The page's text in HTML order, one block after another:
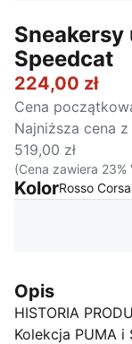
Speedcat
224,00 zł
Cena
Najniższa cena
519,00 zł
(Cena zawiera 23%
KolorRosso
Opis
HISTORIA
Kolekcja PUMA i